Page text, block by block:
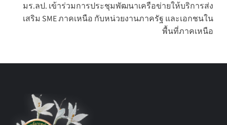
มร.ลป. เข้าร่วมการประชุมพัฒนาเครือข่ายให้บริการส่ง
เสริม SME ภาคเหนือ กับหน่วยงานภาครัฐ และเอกชนใน
พื้นที่ภาคเหนือ